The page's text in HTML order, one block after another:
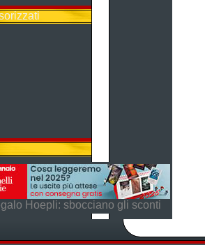
Hoepli: sbocciano gli sconti